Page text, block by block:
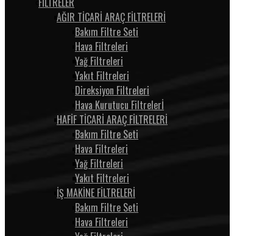
AĞIR TİCARİ ARAÇ FİLTRELERİ
Bakım Filtre Seti
Hava Filtreleri
Yağ Filtreleri
Yakıt Filtreleri
Direksiyon Filtreleri
Hava Kurutucu Filtrelerİ
HAFİF TİCARİ ARAÇ FİLTRELERİ
Bakım Filtre Seti
Hava Filtreleri
Yağ Filtreleri
Yakıt Filtreleri
İŞ MAKİNE FİLTRELERİ
Bakım Filtre Seti
Hava Filtreleri